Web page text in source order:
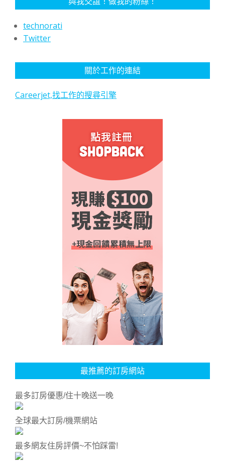
technorati
Twitter
關於工作的連結
Careerjet,找工作的搜尋引擎
最推薦的訂房網站
最多訂房優惠/住十晚送一晚
全球最大訂房/機票網站
最多網友住房評價~不怕踩雷!